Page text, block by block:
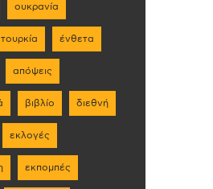
ουκρανία
τουρκία ένθετα
απόψεις
βιβλίο διεθνή
εκλογές
εκπομπές